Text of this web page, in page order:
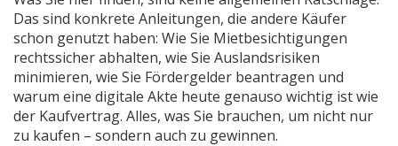
Das sind konkrete Anleitungen, die andere Käufer
schon genutzt haben: Wie Sie Mietbesichtigungen
rechtssicher abhalten, wie Sie Auslandsrisiken
minimieren, wie Sie Fördergelder beantragen und
warum eine digitale Akte heute genauso wichtig ist wie
der Kaufvertrag. Alles, was Sie brauchen, um nicht nur
zu kaufen – sondern auch zu gewinnen.